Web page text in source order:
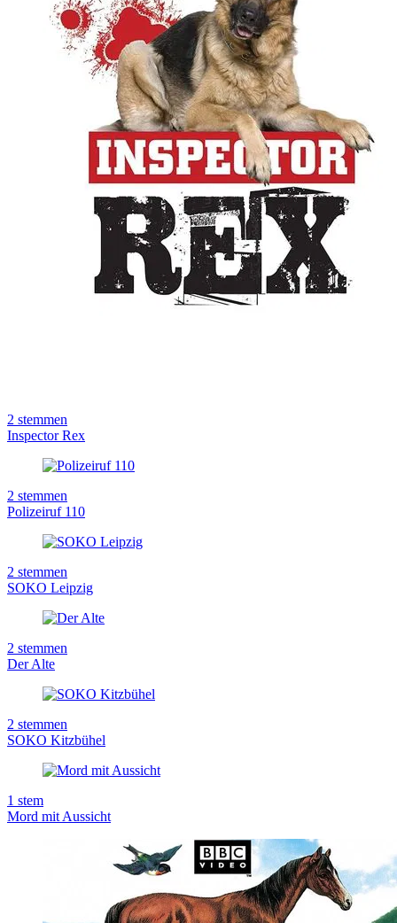
2 stemmen
Inspector Rex
2 stemmen
Polizeiruf 110
2 stemmen
SOKO Leipzig
2 stemmen
Der Alte
2 stemmen
SOKO Kitzbühel
1 stem
Mord mit Aussicht